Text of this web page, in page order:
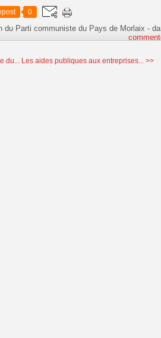
0
du Parti communiste du Pays de Morlaix -
du... Les aides publiques aux entreprises... >>